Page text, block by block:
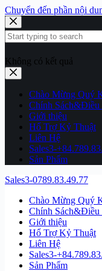
Chuyển đến phần nội
Không có kết quả
Chào Mừng Quý
Chính Sách&Điều
Giới thiệu
Hổ Trợ Kỷ Thuật
Liên Hệ
Sales3-
Sản Phẩm
Sales3-0789.83.49.77
Chào Mừng Quý
Chính Sách&Điều
Giới thiệu
Hổ Trợ Kỷ Thuật
Liên Hệ
Sales3-
Sản Phẩm